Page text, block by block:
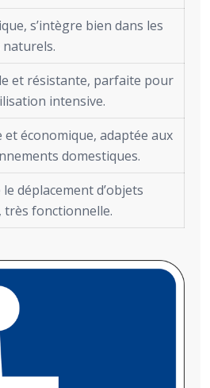
s’intègre bien dans les
naturels.
et résistante, parfaite pour
intensive.
et économique, adaptée aux
domestiques.
le déplacement d’objets
très fonctionnelle.